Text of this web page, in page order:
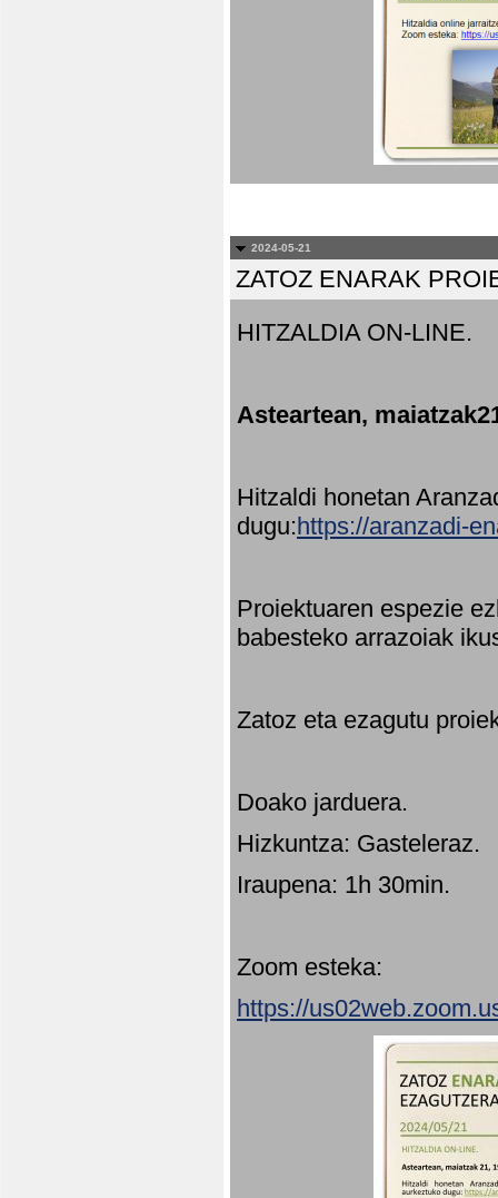
2024-05-21
ZATOZ ENARAK
HITZALDIA ON-LINE.
Asteartean,
Hitzaldi honetan
dugu:https://aranzadi-
Proiektuaren espezie
babesteko arrazoiak
Zatoz eta ezagutu
Doako jarduera.
Hizkuntza: Gasteleraz.
Iraupena: 1h 30min.
Zoom esteka:
https://